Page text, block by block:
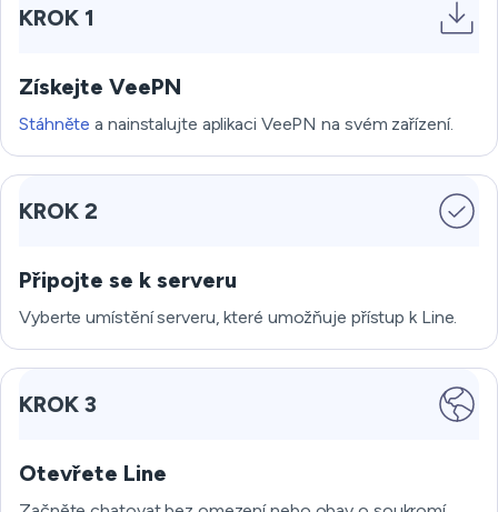
KROK 1
Získejte VeePN
Stáhněte a nainstalujte aplikaci VeePN na svém zařízení.
KROK 2
Připojte se k serveru
Vyberte umístění serveru, které umožňuje přístup k Line.
KROK 3
Otevřete Line